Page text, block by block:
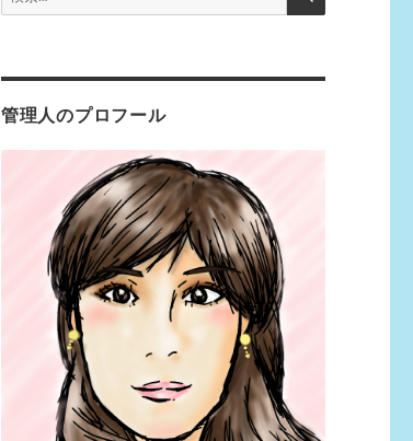
索:
管理人のプロフール